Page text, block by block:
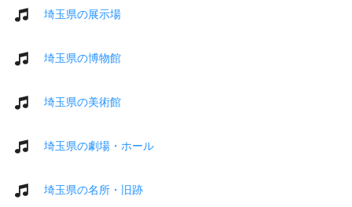
埼玉県の展示場
埼玉県の博物館
埼玉県の美術館
埼玉県の劇場・ホール
埼玉県の名所・旧跡